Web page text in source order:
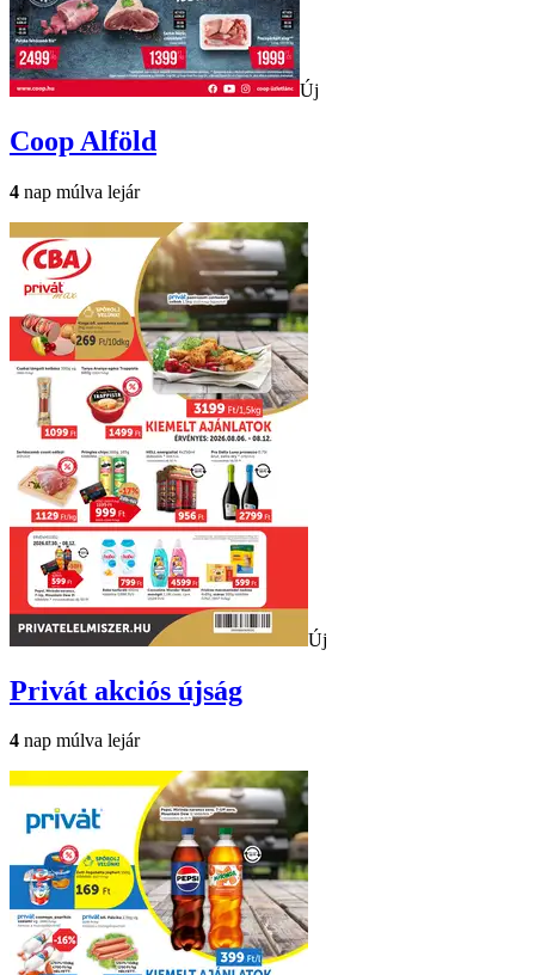
Új
Coop Alföld
4 nap múlva lejár
Új
Privát akciós újság
4 nap múlva lejár